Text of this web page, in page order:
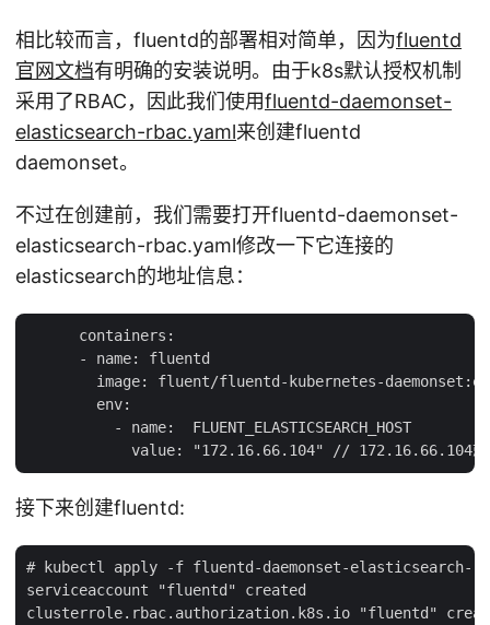
相比较而言，fluentd的部署相对简单，因为fluentd
官网文档有明确的安装说明。由于k8s默认授权机制
采用了RBAC，因此我们使用fluentd-daemonset-
elasticsearch-rbac.yaml来创建fluentd
daemonset。
不过在创建前，我们需要打开fluentd-daemonset-
elasticsearch-rbac.yaml修改一下它连接的
elasticsearch的地址信息：
      containers:
      - name: fluentd
image: fluent/fluentd-kubernetes-
        env:
          - name:  FLUENT_ELASTICSEARCH_HOST
接下来创建fluentd:
# kubectl apply -f fluentd-daemonset-elasticsearch-
serviceaccount "fluentd" created
clusterrole.rbac.authorization.k8s.io "fluentd"